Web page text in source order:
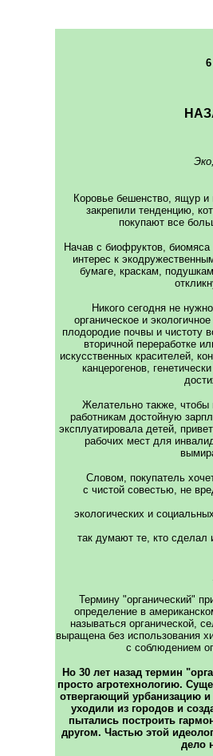
Коровье бешенство, ящур
закрепили тенденцию,
покупают все
Начав с биофруктов, биомяса
интерес к
бумаге, краскам,
Никого сегодня не
органическое и
плодородие почвы и чистоту
вторичной переработке
искусственных красителей,
канцерогенов,
Желательно также, чтобы
работникам достойную
эксплуатировала детей,
рабочих мест для
Словом, покупатель
с чистой совестью, не
экологических и
так думают те, кто сделал
Термину "органический"
определение в
называться органической,
выращена без использования
с соблюдением
Но 30 лет назад термин
просто агротехнологию.
отвергающий урбанизацию
уходили из городов и
пытались построить
другом. Частью этой
дело